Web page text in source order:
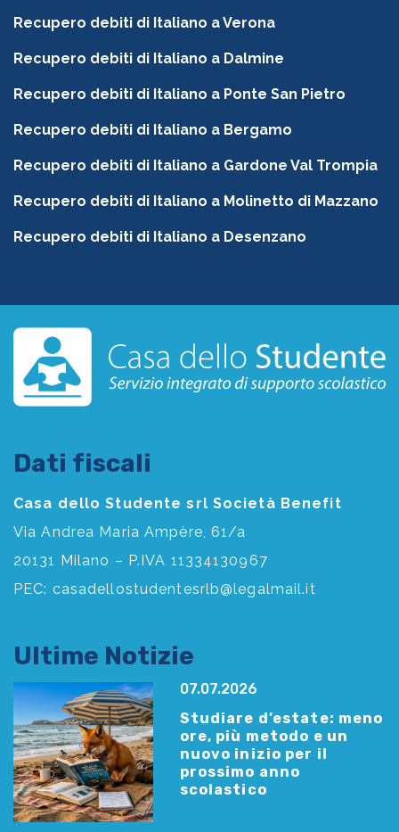
Recupero debiti di Italiano a Verona
Recupero debiti di Italiano a Dalmine
Recupero debiti di Italiano a Ponte San Pietro
Recupero debiti di Italiano a Bergamo
Recupero debiti di Italiano a Gardone Val Trompia
Recupero debiti di Italiano a Molinetto di Mazzano
Recupero debiti di Italiano a Desenzano
Dati fiscali
Casa dello Studente srl Società Benefit
Via Andrea Maria Ampère, 61/a
20131 Milano – P.IVA 11334130967
PEC: casadellostudentesrlb@legalmail.it
Ultime Notizie
07.07.2026
Studiare d’estate: meno
ore, più metodo e un
nuovo inizio per il
prossimo anno
scolastico